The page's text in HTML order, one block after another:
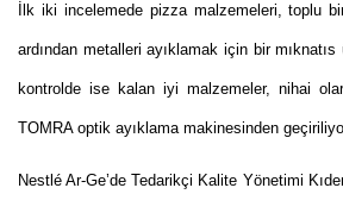
İlk iki incelemede pizza malzemeleri, toplu
ardından metalleri ayıklamak için bir
kontrolde ise kalan iyi malzemeler, nihai
TOMRA optik ayıklama makinesinden
Nestlé Ar-Ge’de Tedarikçi Kalite Yönetimi